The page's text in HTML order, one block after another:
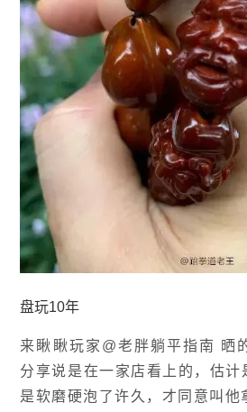
盘玩10年
来瞅瞅玩家@老胖躺平指南 晒
分享说是在一家店看上的，估计
是软磨硬泡了许久，才同意叫他